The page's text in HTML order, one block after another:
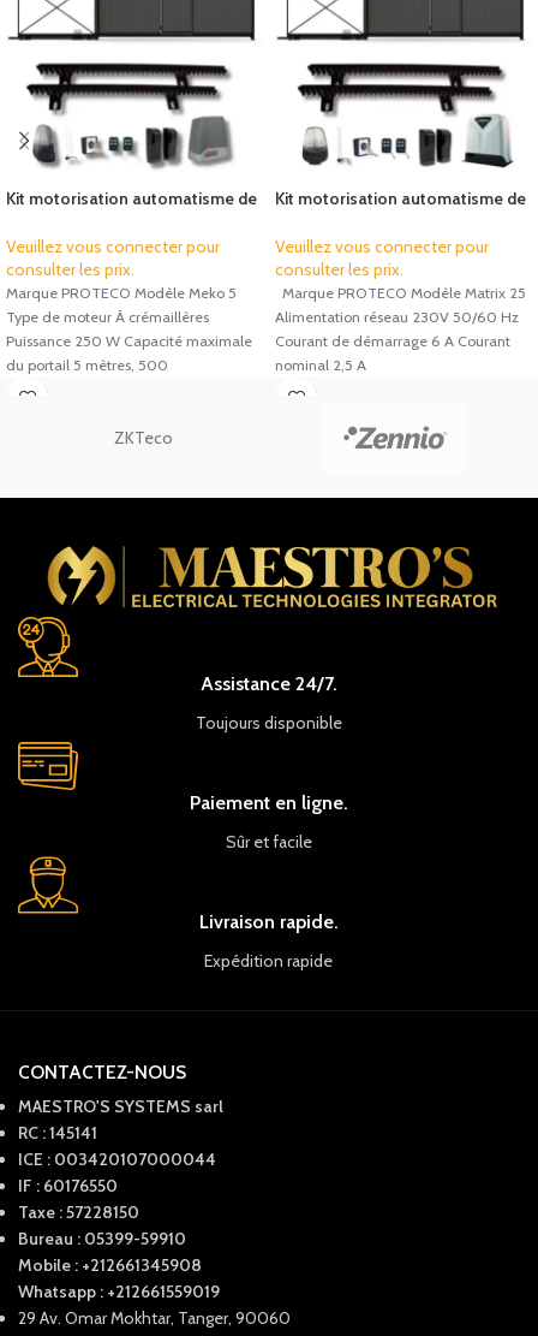
Kit motorisation automatisme de
Veuillez vous connecter pour
consulter les prix.
Marque PROTECO Modèle Meko 5
Type de moteur À crémaillères
Puissance 250 W Capacité maximale
du portail 5 mètres, 500
Kit motorisation automatisme de
25
Veuillez vous connecter pour
consulter les prix.
Marque PROTECO Modèle Matrix 25
Alimentation réseau 230V 50/60 Hz
Courant de démarrage 6 A Courant
nominal 2,5 A
ZKTeco
Assistance 24/7.
Toujours disponible
Paiement en ligne.
Sûr et facile
Livraison rapide.
Expédition rapide
CONTACTEZ-NOUS
MAESTRO'S SYSTEMS sarl
RC : 145141
ICE : 003420107000044
IF : 60176550
Taxe : 57228150
Bureau : 05399-59910
Mobile : +212661345908
Whatsapp : +212661559019
29 Av. Omar Mokhtar, Tanger, 90060